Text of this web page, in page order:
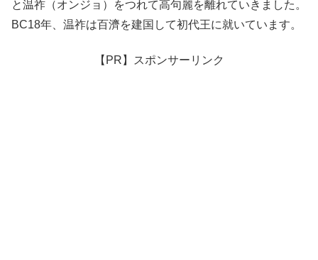
と温祚（オンジョ）をつれて高句麗を離れていきました。
BC18年、温祚は百濟を建国して初代王に就いています。
【PR】スポンサーリンク